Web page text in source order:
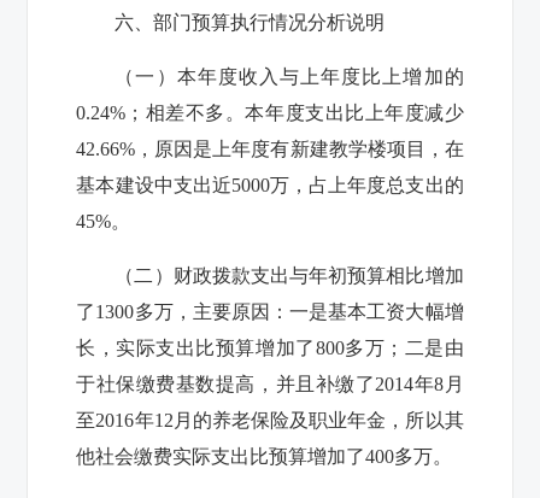
六、部门预算执行情况分析说明
（一）本年度收入与上年度比上增加的
0.24%；相差不多。本年度支出比上年度减少
42.66%，原因是上年度有新建教学楼项目，在
基本建设中支出近5000万，占上年度总支出的
45%。
（二）财政拨款支出与年初预算相比增加
了1300多万，主要原因：一是基本工资大幅增
长，实际支出比预算增加了800多万；二是由
于社保缴费基数提高，并且补缴了2014年8月
至2016年12月的养老保险及职业年金，所以其
他社会缴费实际支出比预算增加了400多万。